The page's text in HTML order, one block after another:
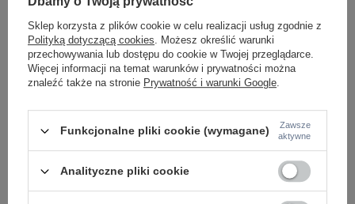
szybko i przygotujemy indywidualną ofertę
dopasowaną do Ciebie..
Model znajdziesz w kategoriach
Twoja ocena:
Sklep korzysta z plików cookie w celu realizacji usług zgodnie z
Polityką dotyczącą cookies. Możesz określić warunki
przechowywania lub dostępu do cookie w Twojej przeglądarce.
Więcej informacji na temat warunków i prywatności można
znaleźć także na stronie Prywatność i warunki Google.
Funkcjonalne pliki cookie (wymagane)
Zawsze
aktywne
Analityczne pliki cookie